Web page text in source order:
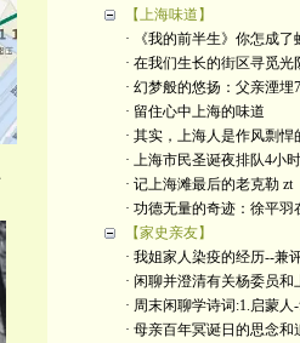
【上海味道】
· 《我的前半生》你怎成了
· 在我们生长的街区寻觅光
· 幻梦般的悠扬：父亲湮埋
· 留住心中上海的味道
· 其实，上海人是作风剽悍
· 上海市民圣诞夜排队4小
· 记上海滩最后的老克勒 zt
· 功德无量的奇迹：徐平羽
【家史亲友】
· 我姐家人染疫的经历--兼
· 闲聊并澄清有关杨委员和
· 周末闲聊学诗词:1.启蒙人
· 母亲百年冥诞日的思念和